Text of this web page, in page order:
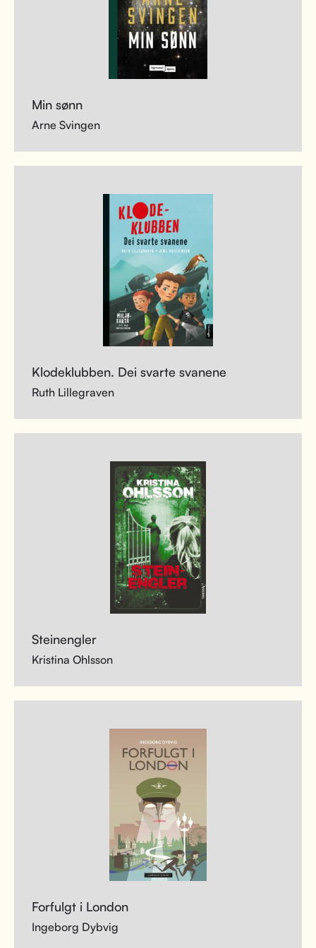
Min sønn
Arne Svingen
Klodeklubben. Dei svarte svanene
Ruth Lillegraven
Steinengler
Kristina Ohlsson
Forfulgt i London
Ingeborg Dybvig